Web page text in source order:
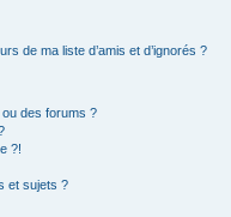
de ma liste d’amis et d’ignorés ?
des forums ?
?!
et sujets ?